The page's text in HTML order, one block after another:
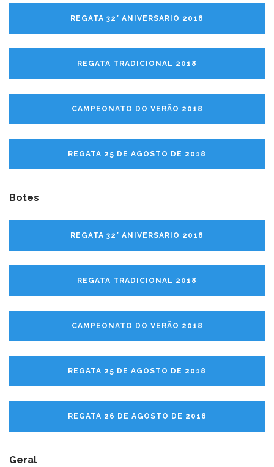
REGATA 32° ANIVERSARIO 2018
REGATA TRADICIONAL 2018
CAMPEONATO DO VERÃO 2018
REGATA 25 DE AGOSTO DE 2018
Botes
REGATA 32° ANIVERSARIO 2018
REGATA TRADICIONAL 2018
CAMPEONATO DO VERÃO 2018
REGATA 25 DE AGOSTO DE 2018
REGATA 26 DE AGOSTO DE 2018
Geral